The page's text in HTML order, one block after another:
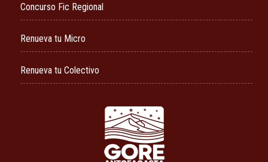
Concurso Fic Regional
Renueva tu Micro
Renueva tu Colectivo